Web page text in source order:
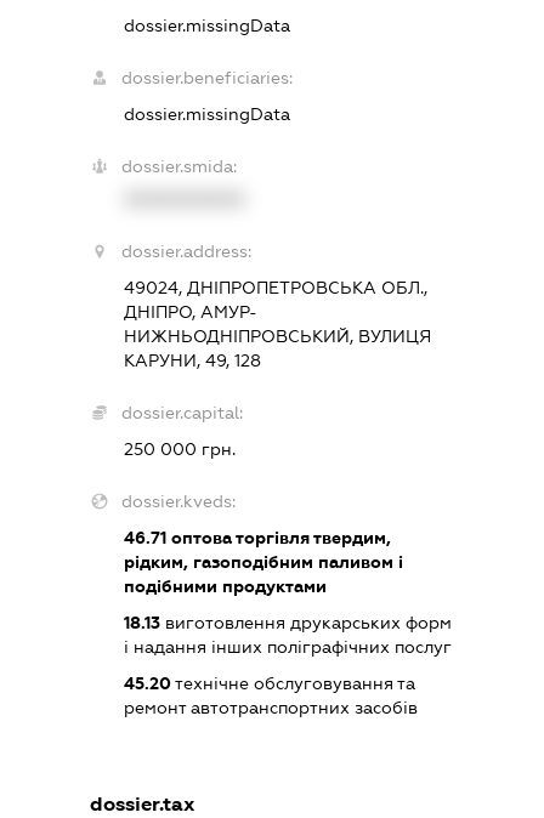
dossier.missingData
dossier.beneficiaries:
dossier.missingData
dossier.smida:
dossier.address:
49024, ДНІПРОПЕТРОВСЬКА ОБЛ.,
ДНІПРО, АМУР-
НИЖНЬОДНІПРОВСЬКИЙ, ВУЛИЦЯ
КАРУНИ, 49, 128
dossier.capital:
250 000 грн.
dossier.kveds:
46.71 оптова торгівля твердим,
рідким, газоподібним паливом і
подібними продуктами
18.13 виготовлення друкарських форм
і надання інших поліграфічних послуг
45.20технічне обслуговування та
ремонт автотранспортних засобів
dossier.tax